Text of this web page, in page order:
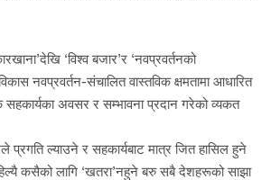
‘विश्व बजार’र ‘नवप्रवर्तनको
नवप्रवर्तन-संचालित वास्तविक क्षमतामा आधारित
सहकार्यका अवसर र सम्भावना प्रदान गरेको व्यकत
ल्याउने र सहकार्यबाट मात्र जित हासिल हुने
कसैको लागि ‘खतरा’नहुने बरु सबै देशहरूको साझा